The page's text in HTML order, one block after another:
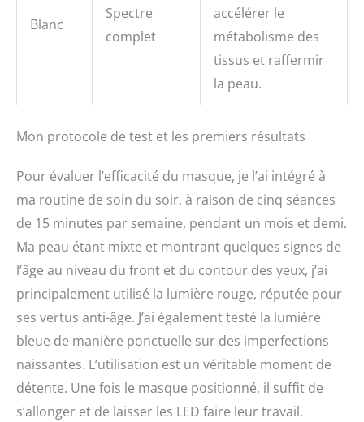
Blanc
Spectre
complet
accélérer le
métabolisme des
tissus et raffermir
la peau.
Mon protocole de test et les premiers résultats
Pour évaluer l’efficacité du masque, je l’ai intégré à
ma routine de soin du soir, à raison de cinq séances
de 15 minutes par semaine, pendant un mois et demi.
Ma peau étant mixte et montrant quelques signes de
l’âge au niveau du front et du contour des yeux, j’ai
principalement utilisé la lumière rouge, réputée pour
ses vertus anti-âge. J’ai également testé la lumière
bleue de manière ponctuelle sur des imperfections
naissantes. L’utilisation est un véritable moment de
détente. Une fois le masque positionné, il suffit de
s’allonger et de laisser les LED faire leur travail.